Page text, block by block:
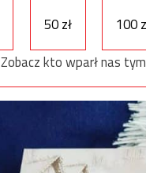
50 zł 100
Zobacz kto wparł nas